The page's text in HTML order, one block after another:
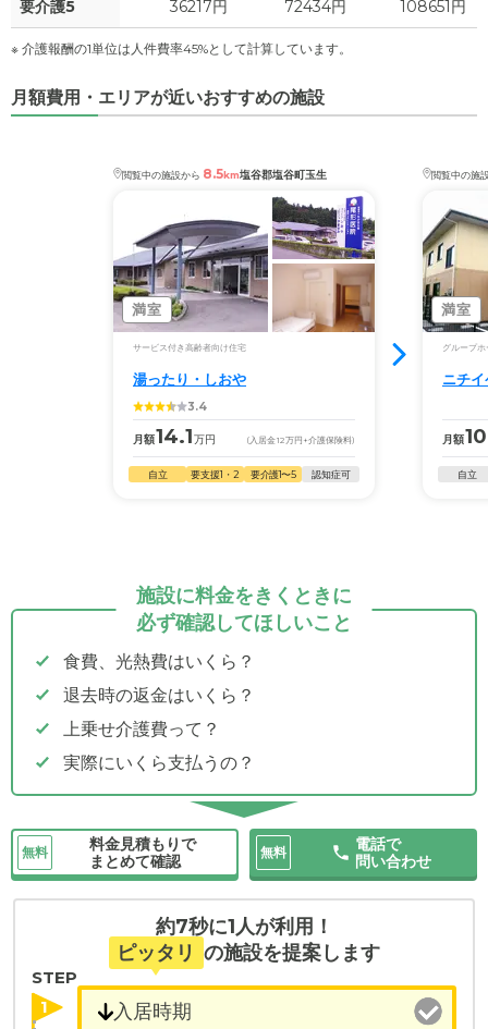
要介護5 36217円 72434円 108651円
※ 介護報酬の1単位は人件費率45%として計算しています。
月額費用・エリアが近いおすすめの施設
閲覧中の施設から 8.5km塩谷郡塩谷町玉生
満室
サービス付き高齢者向け住宅
湯ったり・しおや
3.4
月額14.1万円 (入居金12万円 +介護保険料)
自立 要支援1・2 要介護1〜5 認知症可
閲覧中の施
満室
グループホ
ニチ
月額
自立
施設に料金をきくときに
必ず確認してほしいこと
食費、光熱費はいくら？
退去時の返金はいくら？
上乗せ介護費って？
実際にいくら支払うの？
無料
料金見積もりで
まとめて確認
無料
電話で
問い合わせ
約7秒に1人が利用！
ピッタリ の施設を提案します
STEP
1